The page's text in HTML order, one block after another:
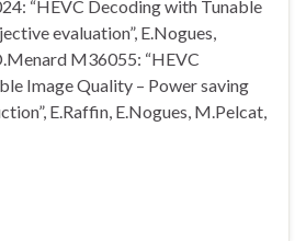
“HEVC Decoding with Tunable
evaluation”, E.Nogues,
M36055: “HEVC
Image Quality – Power saving
E.Raffin, E.Nogues, M.Pelcat,